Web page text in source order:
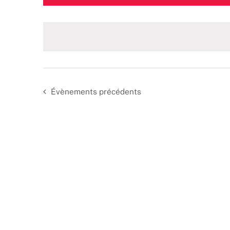
une
Évènements précédents